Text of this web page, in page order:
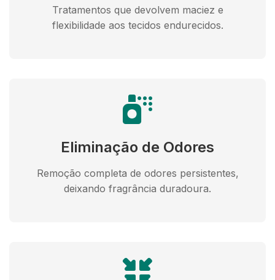
Tratamentos que devolvem maciez e
flexibilidade aos tecidos endurecidos.
Eliminação de Odores
Remoção completa de odores persistentes,
deixando fragrância duradoura.